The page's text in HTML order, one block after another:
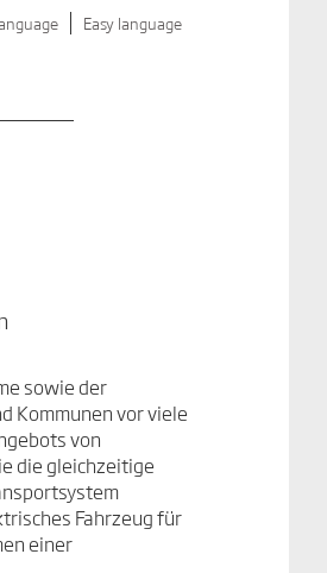
Easy language
sowie der
Kommunen vor viele
von
die gleichzeitige
Fahrzeug für
einer